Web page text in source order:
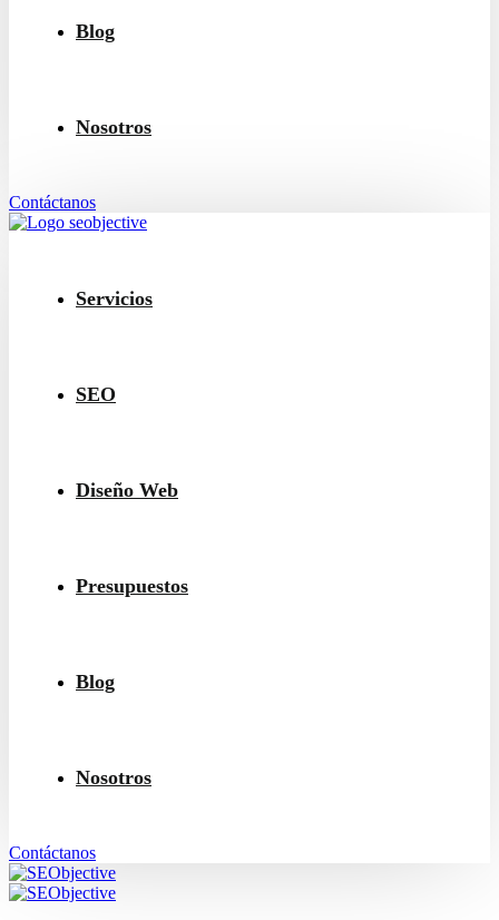
Blog
Nosotros
Contáctanos
Servicios
SEO
Diseño Web
Presupuestos
Blog
Nosotros
Contáctanos